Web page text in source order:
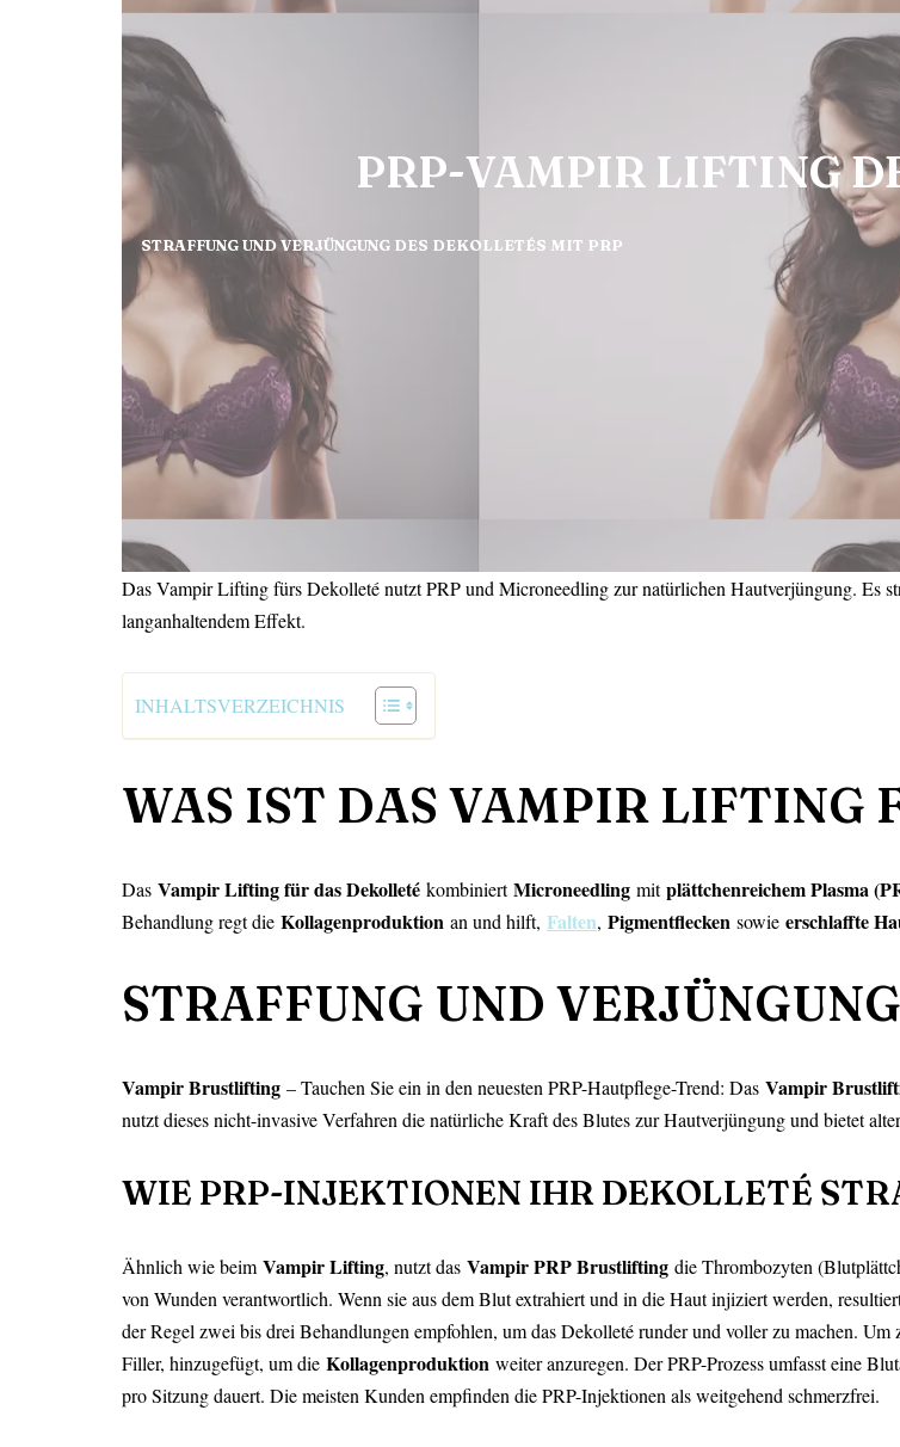
PRP-VAMPIR LIFTING
STRAFFUNG UND VERJÜNGUNG DES DEKOLLETÉS MIT PRP
Das Vampir Lifting fürs Dekolleté nutzt PRP und Microneedling zur natürlichen Hautverjüngung. Es
langanhaltendem Effekt.
INHALTSVERZEICHNIS
WAS IST DAS VAMPIR LIFTING
Das Vampir Lifting für das Dekolleté kombiniertMicroneedling mitplättchenreichem Plasma
Behandlung regt die Kollagenproduktion an und hilft, Falten, Pigmentflecken sowie erschlaffte
STRAFFUNG UND
Vampir Brustlifting – Tauchen Sie ein in den neuesten PRP-Hautpflege-Trend: Das Vampir
nutzt dieses nicht-invasive Verfahren die natürliche Kraft des Blutes zur Hautverjüngung und bietet
WIE PRP-INJEKTIONEN IHR DEKOLLETÉ
Ähnlich wie beimVampir Lifting, nutzt das Vampir PRP Brustlifting die Thrombozyten
von Wunden verantwortlich. Wenn sie aus dem Blut extrahiert und in die Haut injiziert werden,
der Regel zwei bis drei Behandlungen empfohlen, um das Dekolleté runder und voller zu machen.
Filler, hinzugefügt, um die Kollagenproduktion weiter anzuregen. Der PRP-Prozess umfasst eine
pro Sitzung dauert. Die meisten Kunden empfinden die PRP-Injektionen als weitgehend schmerzfrei.